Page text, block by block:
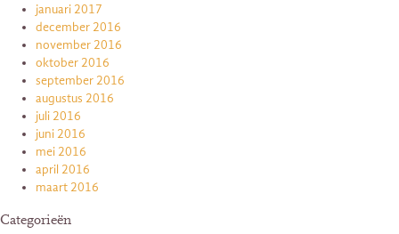
januari 2017
december 2016
november 2016
oktober 2016
september 2016
augustus 2016
juli 2016
juni 2016
mei 2016
april 2016
maart 2016
Categorieën